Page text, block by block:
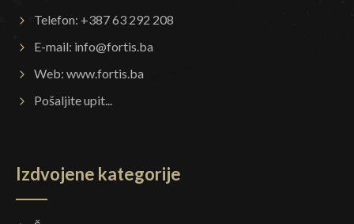
Telefon: +387 63 292 208
E-mail: info@fortis.ba
Web: www.fortis.ba
Pošaljite upit...
Izdvojene kategorije